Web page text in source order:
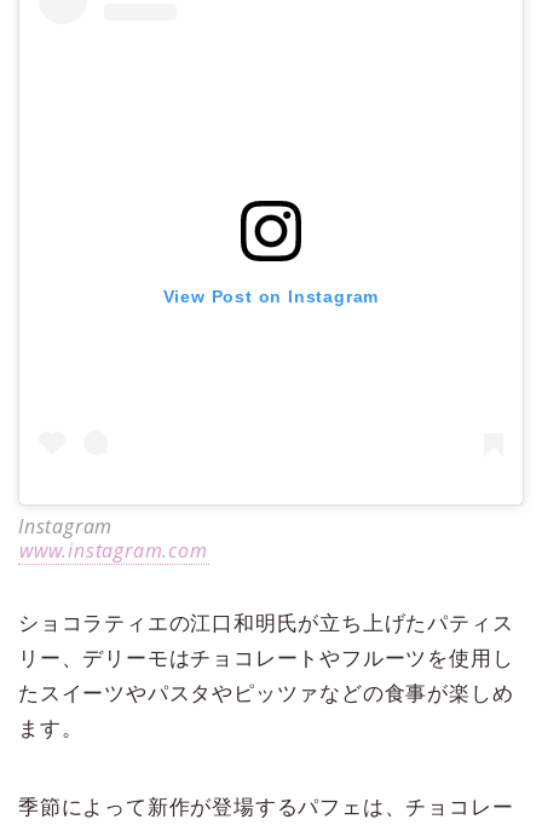
View Post on Instagram
Instagram
www.instagram.com
ショコラティエの江口和明氏が立ち上げたパティス
リー、デリーモはチョコレートやフルーツを使用し
たスイーツやパスタやピッツァなどの食事が楽しめ
ます。
季節によって新作が登場するパフェは、チョコレー